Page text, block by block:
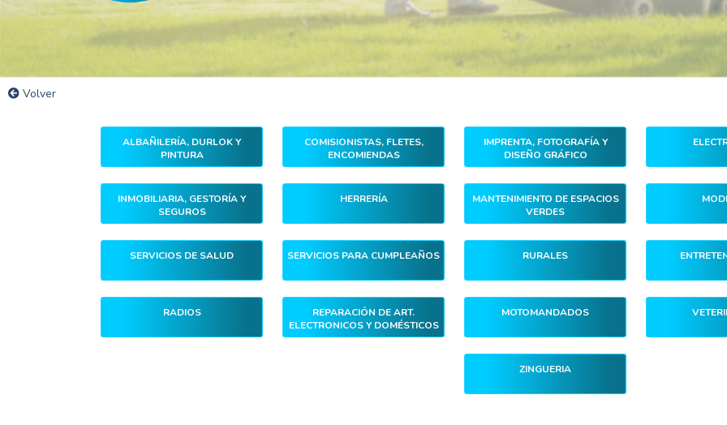
Volver
ALBAÑILERÍA, DURLOK Y
PINTURA
COMISIONISTAS, FLETES,
ENCOMIENDAS
IMPRENTA, FOTOGRAFÍA Y
DISEÑO GRÁFICO
INMOBILIARIA, GESTORÍA Y
SEGUROS
HERRERÍA
MANTENIMIENTO DE ESPACIOS
VERDES
SERVICIOS DE SALUD SERVICIOS PARA CUMPLEAÑOS RURALES
RADIOS
REPARACIÓN DE ART.
ELECTRONICOS Y DOMÉSTICOS
MOTOMANDADOS
ZINGUERIA